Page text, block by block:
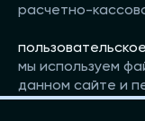
расчетно-
мы используем
данном сайте и
принимаете